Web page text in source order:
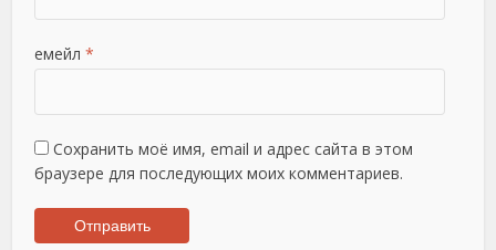
емейл *
Сохранить моё имя, email и адрес сайта в этом
браузере для последующих моих комментариев.